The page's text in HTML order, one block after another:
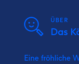
ÜBER
Das
Eine fröhliche